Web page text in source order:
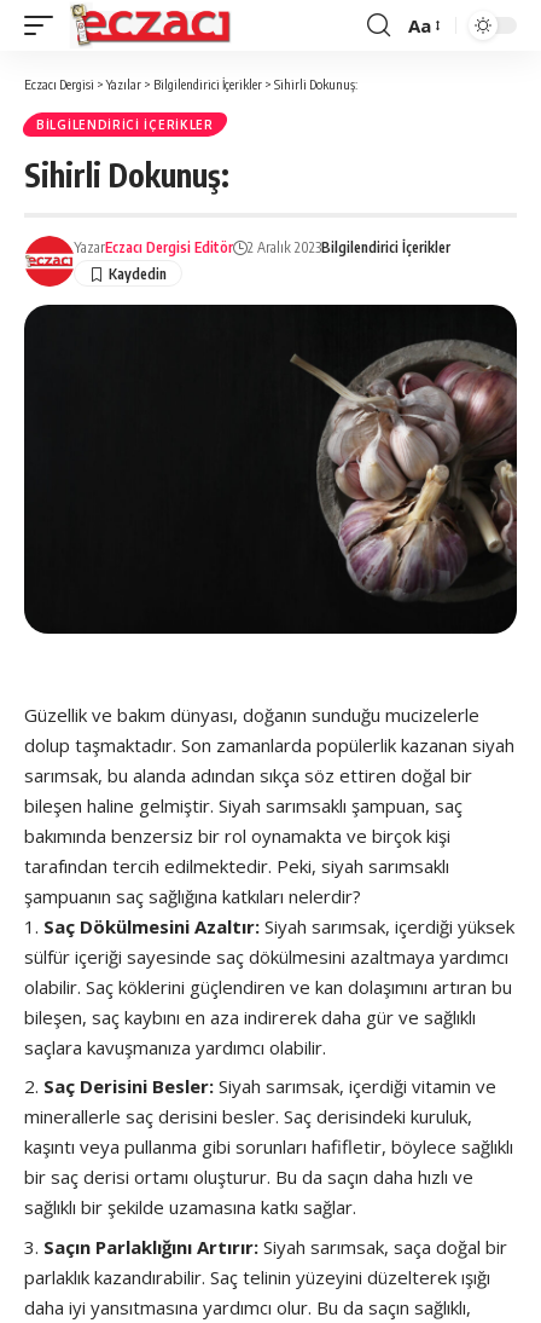
Font
Aa
Eczacı Dergisi >Yazılar > Bilgilendirici İçerikler > Sihirli Dokunuş:
BILGILENDIRICI İÇERIKLER
Sihirli Dokunuş:
YazarEczacı Dergisi Editör 2 Aralık 2023Bilgilendirici İçerikler
Güzellik ve bakım dünyası, doğanın sunduğu mucizelerle
dolup taşmaktadır. Son zamanlarda popülerlik kazanan siyah
sarımsak, bu alanda adından sıkça söz ettiren doğal bir
bileşen haline gelmiştir. Siyah sarımsaklı şampuan, saç
bakımında benzersiz bir rol oynamakta ve birçok kişi
tarafından tercih edilmektedir. Peki, siyah sarımsaklı
şampuanın saç sağlığına katkıları nelerdir?
Saç Dökülmesini Azaltır: Siyah sarımsak, içerdiği yüksek
sülfür içeriği sayesinde saç dökülmesini azaltmaya yardımcı
olabilir. Saç köklerini güçlendiren ve kan dolaşımını artıran bu
bileşen, saç kaybını en aza indirerek daha gür ve sağlıklı
saçlara kavuşmanıza yardımcı olabilir.
Saç Derisini Besler: Siyah sarımsak, içerdiği vitamin ve
minerallerle saç derisini besler. Saç derisindeki kuruluk,
kaşıntı veya pullanma gibi sorunları hafifletir, böylece sağlıklı
bir saç derisi ortamı oluşturur. Bu da saçın daha hızlı ve
sağlıklı bir şekilde uzamasına katkı sağlar.
Saçın Parlaklığını Artırır: Siyah sarımsak, saça doğal bir
parlaklık kazandırabilir. Saç telinin yüzeyini düzelterek ışığı
daha iyi yansıtmasına yardımcı olur. Bu da saçın sağlıklı,